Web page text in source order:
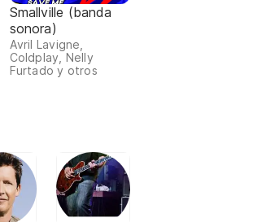
Smallville (banda
sonora)
Avril Lavigne,
Coldplay, Nelly
Furtado y otros